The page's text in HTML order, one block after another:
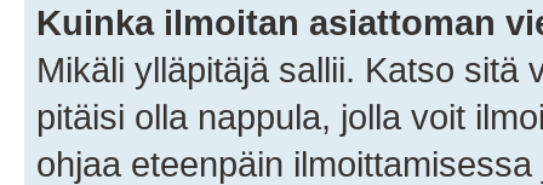
Kuinka ilmoitan asiattoman
Mikäli ylläpitäjä sallii. Katso sitä
pitäisi olla nappula, jolla voit
ohjaa eteenpäin